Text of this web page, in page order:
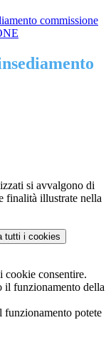
commissione
si avvalgono di
finalità illustrate nella
tutti i cookies
cookie consentire.
il funzionamento della
funzionamento potete